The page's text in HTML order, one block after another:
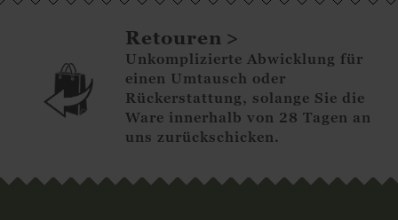
Retouren
Unkomplizierte Abwicklung für
einen Umtausch oder
Rückerstattung, solange Sie die
Ware innerhalb von 28 Tagen an
uns zurückschicken.